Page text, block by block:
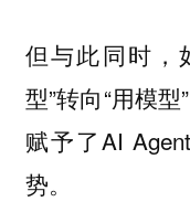
但与此同时，
型”转向“用模
赋予了AI
势。